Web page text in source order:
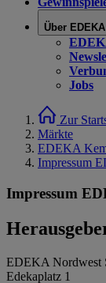
Über EDEKA
Jobs
Zur
Märkte
EDEKA
Impressum
Impressum
EDEKA Nordwest
Edekaplatz 1